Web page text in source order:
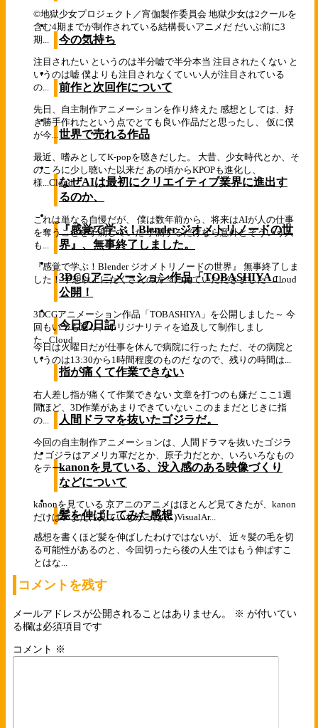
©地獄少女プロジェクト／宵伽製作委員会 地獄少女は2クールを
含む4期までが制作されている結構長いアニメだ だいぶ前に3
期...
今の気持ち
注目されたい というのは半分嘘で半分本当 注目されたくない と
いうのは嘘 僕よりも注目されなくていい人が注目されている
の...
前作と次回作について
先日、自主制作アニメーションを作り終えた 感想としては、好
き勝手作れたという点でとても良い作品だと思ったし、 仮に僕
が今...世界で売れる作品
最近、嗜みとしてK-popを聴きだした。 大昔、少女時代とか、そ
のころに少し聴いた以来だ あの頃からKPOPも進化し、
様... Cloud
なぜAIは最初にクリエイティブ業界に進出す
るのか、
これは単なる自慢だが、 僕は数年前から、将来はAIが人の仕事
を奪うことを予測していた 予測するだけなら意外とそういう人
も...
『感覚で学ぶ！Blender ジオメトリノードの世
界』、無事終了しました。
『感覚で学ぶ！Blender ジオメトリノードの世界』 無事終了しま
した！ 予想以上にたくさんの方々に見ていただきました...Cloud
3DCGアニメーション作品「TOBASHIYA」
公開！
3DCGアニメーション作品「TOBASHIYA」を公開しました～ 今
回もいつも通り、オリジナリティを追及して制作しまし
た...Cloud
今日の日記
今日は火曜日だが仕事を休んで病院に行った ただ、その病院と
いうのは13:30から1時間程度のものだ なので、残りの時間は...
指が痛くて作業できない
右人差し指が痛くて作業できない 文章を打つのも嫌だ ここ1週
間ほど、3D作業があまりできていない このままだとじきに指
の...
人間ドラマを抜いたゴジラだ。
今回の自主制作アニメーションは、人間ドラマを抜いたゴジラ
だ ゴジラはアメリカ軍だとか、原子力だとか、いろいろなもの
をテー...kanonを見ている、没入感のある映像づくり
などについて
kanonを見ている 京アニのアニメはほとんど見てきたが、kanon
だけはいまだに見ていなかった (C)VisualAr...
髪を伸ばしてみた感想
感想を書くほど髪を伸ばしたわけではないが、 近々髪の毛を切
る可能性があるのと、今回切ったら後の人生ではもう伸ばすこ
とはな...
コメントを残す
メールアドレスが公開されることはありません。 ※ が付いてい
る欄は必須項目です
コメント ※